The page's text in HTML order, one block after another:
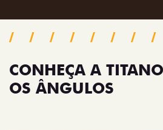
CONHEÇA A
OS ÂNGULOS